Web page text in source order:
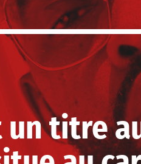
un titre